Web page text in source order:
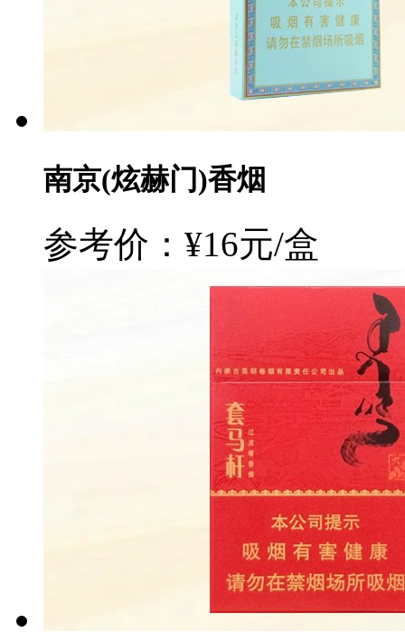
南京(炫赫门)香烟
参考价：¥16元/盒